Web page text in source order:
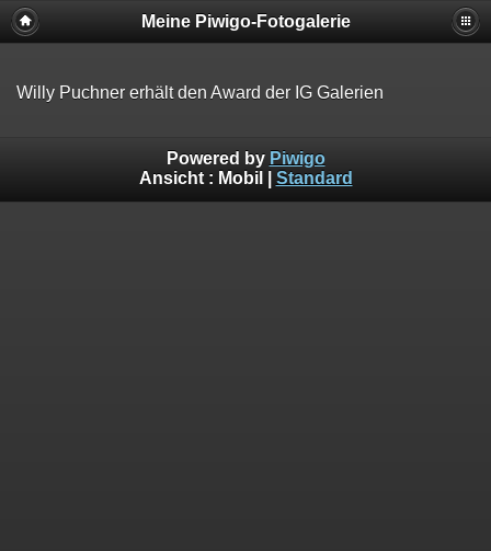
Meine Piwigo-Fotogalerie
Willy Puchner erhält den Award der IG Galerien
Powered by Piwigo
Ansicht : Mobil Standard